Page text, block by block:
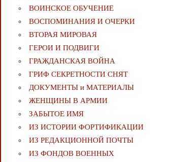
ВОИНСКОЕ ОБУЧЕНИЕ
ВОСПОМИНАНИЯ И ОЧЕРКИ
ВТОРАЯ МИРОВАЯ
ГЕРОИ И ПОДВИГИ
ГРАЖДАНСКАЯ ВОЙНА
ГРИФ СЕКРЕТНОСТИ СНЯТ
ДОКУМЕНТЫ и МАТЕРИАЛЫ
ЖЕНЩИНЫ В АРМИИ
ЗАБЫТОЕ ИМЯ
ИЗ ИСТОРИИ ФОРТИФИКАЦИИ
ИЗ РЕДАКЦИОННОЙ ПОЧТЫ
ИЗ ФОНДОВ ВОЕННЫХ